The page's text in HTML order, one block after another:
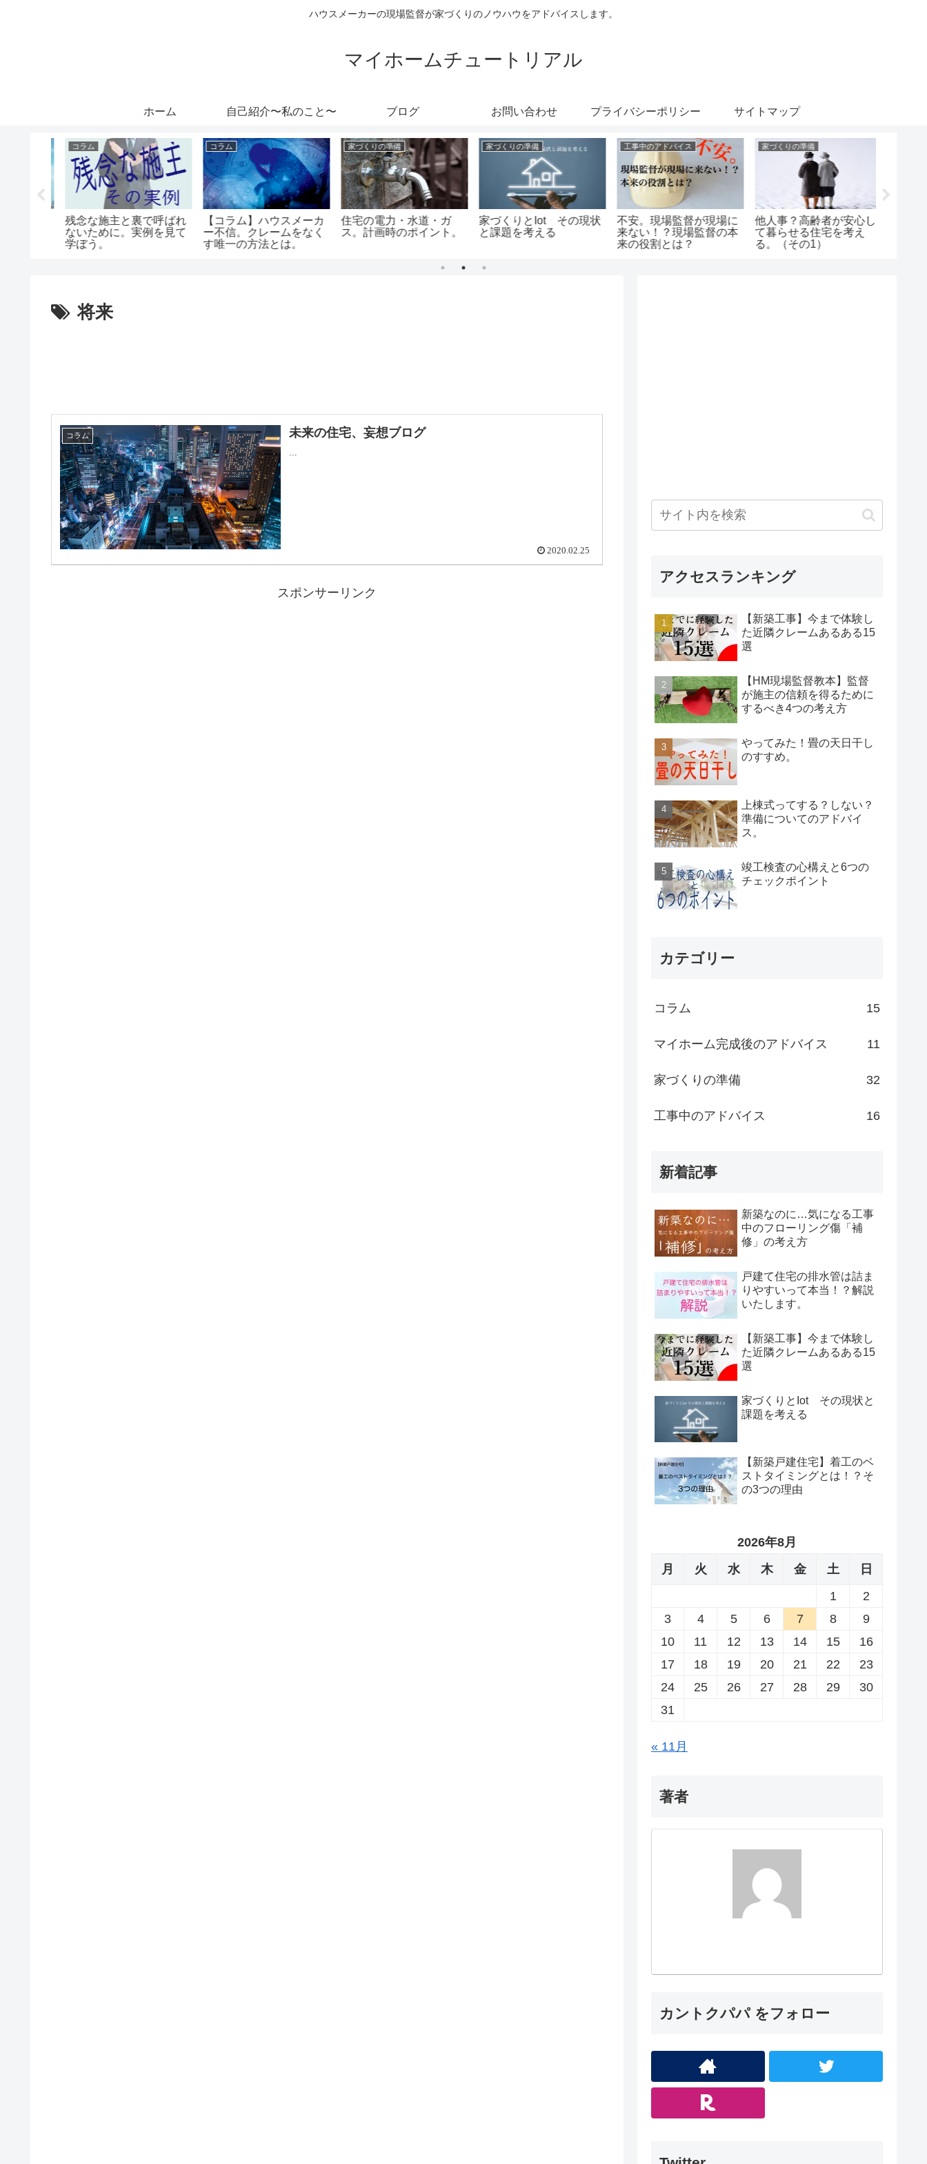
ハウスメーカーの現場監督が家づくりのノウハウをアドバイスします。
マイホームチュートリアル
ホーム 自己紹介〜私のこと〜 ブログ お問い合わせ プライバシーポリシー サイトマップ
コラム
残念な施主と裏で呼ばれ
ないために。実例を見て
学ぼう。
コラム
【コラム】ハウスメーカ
ー不信。クレームをなく
す唯一の方法とは。
家づくりの準備
住宅の電力・水道・ガ
ス。計画時のポイント。
家づくりの準備
家づくりとIot その現状
と課題を考える
工事中のアドバイス
不安。現場監督が現場に
来ない！？現場監督の本
来の役割とは？
家づくりの準備
他人事？高齢者が安心し
て暮らせる住宅を考え
る。（その1）
将来
コラム 未来の住宅、妄想ブログ
...
2020.02.25
スポンサーリンク
アクセスランキング
【新築工事】今まで体験し
た近隣クレームあるある15
選
【HM現場監督教本】監督
が施主の信頼を得るために
するべき4つの考え方
やってみた！畳の天日干し
のすすめ。
上棟式ってする？しない？
準備についてのアドバイ
ス。
竣工検査の心構えと6つの
チェックポイント
カテゴリー
コラム 15
マイホーム完成後のアドバイス 11
家づくりの準備 32
工事中のアドバイス 16
新着記事
新築なのに…気になる工事
中のフローリング傷「補
修」の考え方
戸建て住宅の排水管は詰ま
りやすいって本当！？解説
いたします。
【新築工事】今まで体験し
た近隣クレームあるある15
選
家づくりとIot その現状と
課題を考える
【新築戸建住宅】着工のベ
ストタイミングとは！？そ
の3つの理由
2026年8月
月
火 水 木 金 土
日
1
2
3
4 5 6 7 8
9
10
11 12 13 14 15
16
17
18 19 20 21 22
23
24
25 26 27 28 29
30
31
« 11月
著者
カントクパパ をフォロー